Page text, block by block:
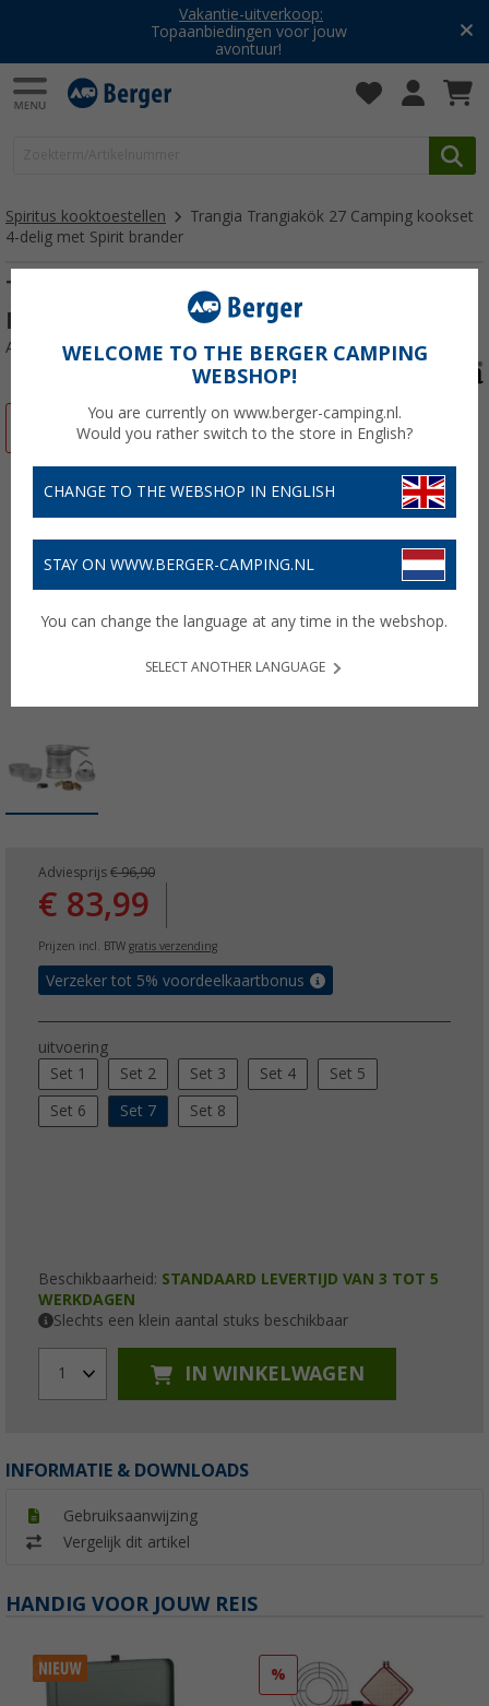
Vakantie-uitverkoop:
Topaanbiedingen voor jouw
avontuur!
Spiritus kooktoestellen
Trangia Trangiakök 27 Camping kookset
4-delig met Spirit brander
Trangia Trangiakök 27-2 UL Camping
kookset 4-delig met Spirit brander set 7
Artikelnr: 568090
-13%
Adviesprijs € 96,90
€ 83,99
Prijzen incl. BTW gratis verzending
Verzeker tot 5% voordeelkaartbonus
uitvoering
Set 1
Set 2 Set 3 Set 4 Set 5
Set 6 Set 7 Set 8
Beschikbaarheid: STANDAARD LEVERTIJD VAN 3 TOT 5
WERKDAGEN
Slechts een klein aantal stuks beschikbaar
1 IN WINKELWAGEN
INFORMATIE & DOWNLOADS
Gebruiksaanwijzing
Vergelijk dit artikel
HANDIG VOOR JOUW REIS
%
WELCOME TO THE BERGER CAMPING
WEBSHOP!
You are currently on www.berger-camping.nl.
Would you rather switch to the store in English?
CHANGE TO THE WEBSHOP IN ENGLISH
STAY ON WWW.BERGER-CAMPING.NL
You can change the language at any time in the webshop.
SELECT ANOTHER LANGUAGE